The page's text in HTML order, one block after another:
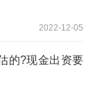
2022-12-05
的?现金出资要